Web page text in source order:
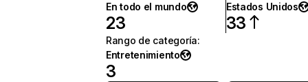
En todo el mundo
23
Estados Unidos
33
Rango de categoría:
Entretenimiento
3